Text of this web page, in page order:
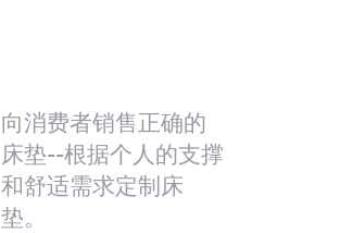
向消费者销售正确的
床垫--根据个人的支撑
和舒适需求定制床
垫。